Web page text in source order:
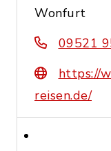
Wonfurt
09521
https://
reisen.de/